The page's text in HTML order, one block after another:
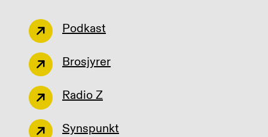
Podkast
Brosjyrer
Radio Z
Synspunkt